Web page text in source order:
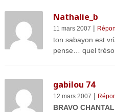
Nathalie_b
11 mars 2007 |
ton sabayon est
pense… quel
gabilou 74
12 mars 2007 |
BRAVO CHANTAL